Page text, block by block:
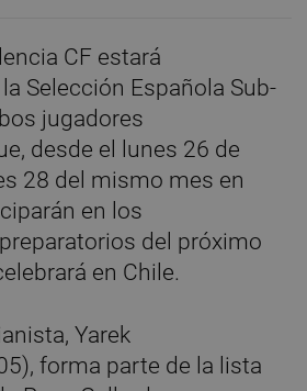
CF estará
Selección Española Sub-
jugadores
desde el lunes 26 de
28 del mismo mes en
en los
del próximo
en Chile.
Yarek
forma parte de la lista